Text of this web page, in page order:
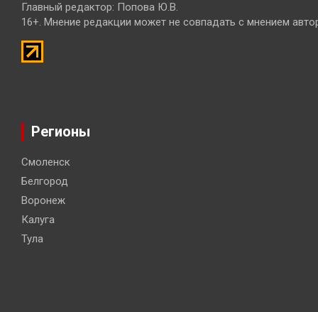
Главный редактор: Попова Ю.В.
16+. Мнение редакции может не совпадать с мнением
Регионы
Смоленск
Белгород
Воронеж
Калуга
Тула